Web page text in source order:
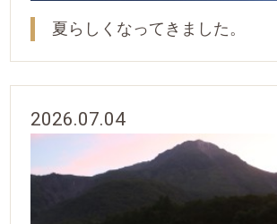
夏らしくなってきました。
2026.07.04